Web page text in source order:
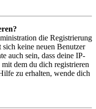
die Registrierung
sich keine neuen Benutzer
auch sein, dass deine IP-
dem du dich registrieren
zu erhalten, wende dich